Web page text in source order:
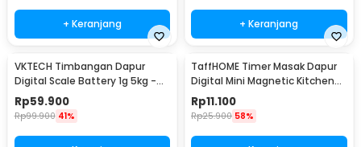
+ Keranjang + Keranjang
VKTECH Timbangan Dapur
Digital Scale Battery 1g 5kg -
CK10A
Rp59.900
Rp99.900 41%
TaffHOME Timer Masak Dapur
Digital Mini Magnetic Kitchen
Countdown - 704AAB
Rp11.100
Rp25.900 58%